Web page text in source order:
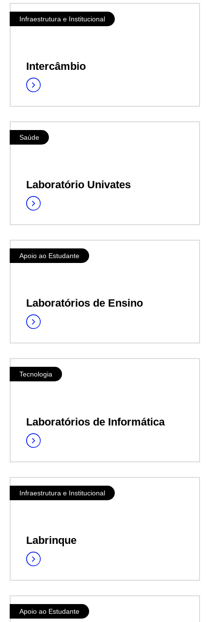
Infraestrutura e Institucional
Intercâmbio
Saúde
Laboratório Univates
Apoio ao Estudante
Laboratórios de Ensino
Tecnologia
Laboratórios de Informática
Infraestrutura e Institucional
Labrinque
Apoio ao Estudante